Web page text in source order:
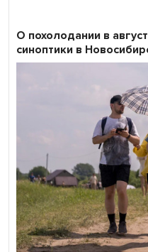
О похолодании в
синоптики в